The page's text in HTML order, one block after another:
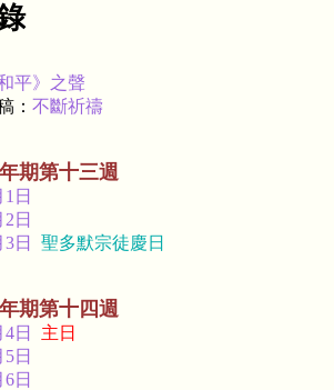
和平》之聲
： 不斷祈禱
期第十三週
1日
2日
3日 聖多默宗徒慶日
期第十四週
4日
主日
5日
6日